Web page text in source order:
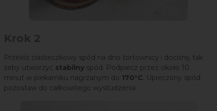
Przełóż ciasteczkowy spód na dno tortownicy i dociśnij, tak
żeby utworzyć stabilny spód. Podpiecz przez około 10
minut w piekarniku nagrzanym do 170°C . Upieczony spód
pozostaw do całkowitego wystudzenia